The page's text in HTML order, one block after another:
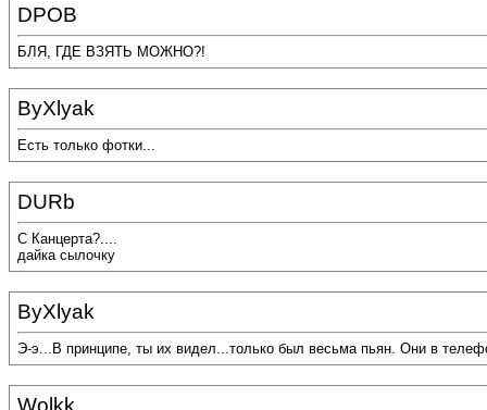
DPOB
БЛЯ, ГДЕ ВЗЯТЬ МОЖНО?!
ByXlyak
Есть только фотки...
DURb
C Канцерта?....
дайка сылочку
ByXlyak
Э-э...В принципе, ты их видел...только был весьма пьян. Они в
Wolkk